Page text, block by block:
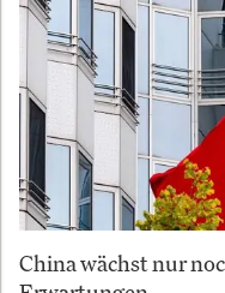
China wächst nur